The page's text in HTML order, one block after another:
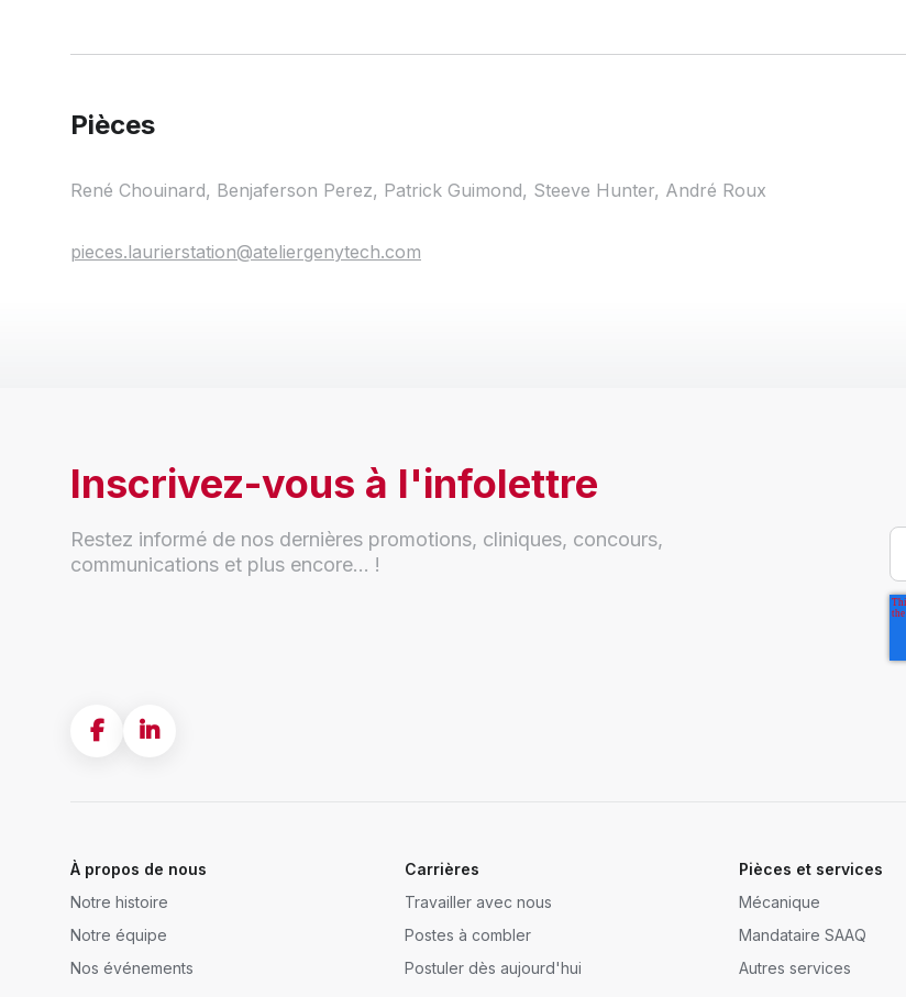
Pièces
René Chouinard, Benjaferson Perez, Patrick Guimond, Steeve Hunter, André Roux
pieces.laurierstation@ateliergenytech.com
Inscrivez-vous à l'infolettre
Restez informé de nos dernières promotions, cliniques, concours,
communications et plus encore... !
À propos de nous
Notre histoire
Notre équipe
Nos événements
Carrières
Travailler avec nous
Postes à combler
Postuler dès aujourd'hui
Pièces et services
Mécanique
Mandataire SAAQ
Autres services